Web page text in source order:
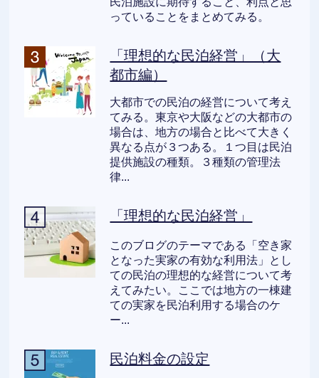
っていることをまとめてみる。
「理想的な民泊経営」（大
都市編）
大都市での民泊の経営について考え
てみる。東京や大阪などの大都市の
場合は、地方の場合と比べて大きく
異なる点が３つある。１つ目は民泊
提供施設の種類。３種類の管理法
律...
「理想的な民泊経営」
このブログのテーマである「空き家
となった実家の有効な利用法」とし
ての民泊の理想的な経営について考
えてみたい。ここでは地方の一棟建
ての実家を民泊利用する場合のケ
ー...
民泊料金の設定